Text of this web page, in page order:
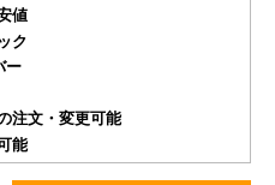
値
ク
ー
注文・変更可能
能